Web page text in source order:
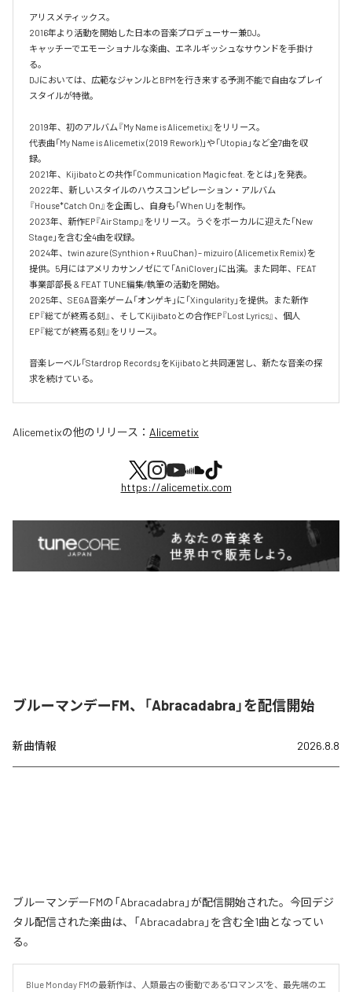
アリスメティックス。
2016年より活動を開始した日本の音楽プロデューサー兼DJ。
キャッチーでエモーショナルな楽曲、エネルギッシュなサウンドを手掛け
る。
DJにおいては、広範なジャンルとBPMを行き来する予測不能で自由なプレイ
スタイルが特徴。​
2019年、初のアルバム『My Name is Alicemetix』をリリース。
代表曲「My Name is Alicemetix (2019 Rework)」や「Utopia」など全7曲を収
録。
2021年、Kijibatoとの共作「Communication Magic feat. をとは」を発表。
2022年、新しいスタイルのハウスコンピレーション・アルバム
『House*Catch On』を企画し、自身も「When U」を制作。
2023年、新作EP『Air Stamp』をリリース。うぐをボーカルに迎えた「New
Stage」を含む全4曲を収録。
2024年、twin azure (Synthion + RuuChan) – mizuiro (Alicemetix Remix) を
提供。5月にはアメリカサンノゼにて「AniClover」に出演。また同年、FEAT
事業部部長 & FEAT TUNE編集/執筆の活動を開始。
2025年、SEGA音楽ゲーム「オンゲキ」に「Xingularity」を提供。また新作
EP『総てが終焉る刻』、そしてKijibatoとの合作EP『Lost Lyrics』、個人
EP『総てが終焉る刻』をリリース。
音楽レーベル「Stardrop Records」をKijibatoと共同運営し、新たな音楽の探
求を続けている。
Alicemetixの他のリリース： Alicemetix
https://alicemetix.com
ブルーマンデーFM、「Abracadabra」を配信開始
新曲情報 2026.8.8
ブルーマンデーFMの「Abracadabra」が配信開始された。今回デジ
タル配信された楽曲は、「Abracadabra」を含む全1曲となってい
る。
Blue Monday FMの最新作は、人類最古の衝動である"ロマンス"を、最先端のエ